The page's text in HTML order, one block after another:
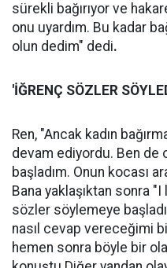
sürekli bağırıyor ve
onu uyardım. Bu kadar
olun dedim" dedi.
'İĞRENÇ SÖZLER
Ren, "Ancak kadın
devam ediyordu. Ben de
başladım. Onun kocası
Bana yaklaşıktan sonra
sözler söylemeye
nasıl cevap vereceğimi
hemen sonra böyle bir